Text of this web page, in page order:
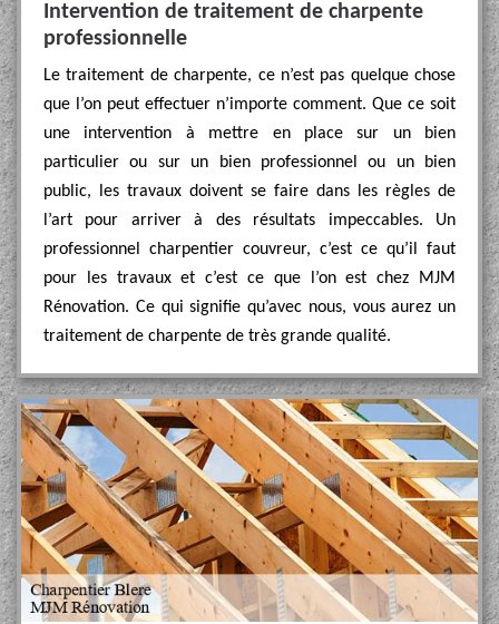
Intervention de traitement de charpente
professionnelle
Le traitement de charpente, ce n’est pas quelque chose
que l’on peut effectuer n’importe comment. Que ce soit
une intervention à mettre en place sur un bien
particulier ou sur un bien professionnel ou un bien
public, les travaux doivent se faire dans les règles de
l’art pour arriver à des résultats impeccables. Un
professionnel charpentier couvreur, c’est ce qu’il faut
pour les travaux et c’est ce que l’on est chez MJM
Rénovation. Ce qui signifie qu’avec nous, vous aurez un
traitement de charpente de très grande qualité.